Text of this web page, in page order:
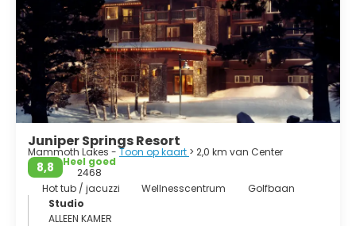
Juniper Springs Resort
Mammoth Lakes -Toon op kaart > 2,0 km van Center
8,8
Heel goed
2468
Hot tub / jacuzzi
Wellnesscentrum
Golfbaan
Studio
ALLEEN KAMER